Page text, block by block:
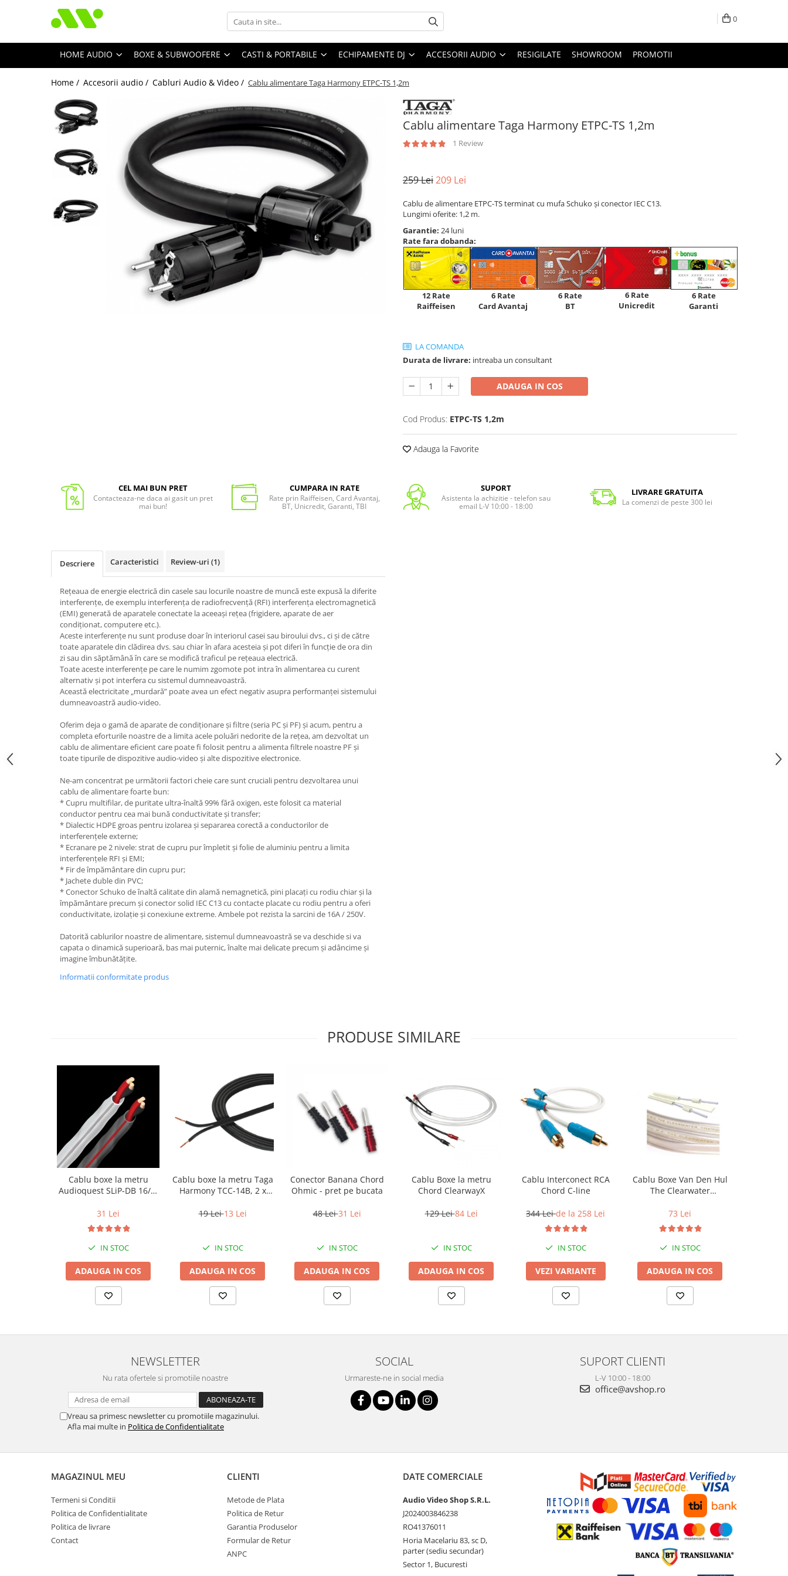
0
HOME AUDIO BOXE & SUBWOOFERE CASTI & PORTABILE ECHIPAMENTE DJ ACCESORII AUDIO RESIGILATE SHOWROOM PROMOTII
Home / Accesorii audio / Cabluri Audio & Video / Cablu alimentare Taga Harmony ETPC-TS 1,2m
Cablu alimentare Taga Harmony ETPC-TS 1,2m
1 Review
259 Lei209 Lei
Cablu de alimentare ETPC-TS terminat cu mufa Schuko și conector IEC C13.
Lungimi oferite: 1,2 m.
Garantie: 24 luni
Rate fara dobanda:
12 Rate
Raiffeisen
6 Rate
Card Avantaj
6 Rate
BT
6 Rate
Unicredit
6 Rate
Garanti
LA COMANDA
Durata de livrare: intreaba un consultant
ADAUGA IN COS
Cod Produs: ETPC-TS 1,2m
Adauga la Favorite
CEL MAI BUN PRET
Contacteaza-ne daca ai gasit un pret
mai bun!
CUMPARA IN RATE
Rate prin Raiffeisen, Card Avantaj,
BT, Unicredit, Garanti, TBI
SUPORT
Asistenta la achizitie - telefon sau
email L-V 10:00 - 18:00
LIVRARE GRATUITA
La comenzi de peste 300 lei
Descriere Caracteristici Review-uri (1)
Rețeaua de energie electrică din casele sau locurile noastre de muncă este expusă la diferite
interferențe, de exemplu interferența de radiofrecvență (RFI) interferența electromagnetică
(EMI) generată de aparatele conectate la aceeași rețea (frigidere, aparate de aer
condiționat, computere etc.).
Aceste interferențe nu sunt produse doar în interiorul casei sau biroului dvs., ci și de către
toate aparatele din clădirea dvs. sau chiar în afara acesteia și pot diferi în funcție de ora din
zi sau din săptămână în care se modifică traficul pe rețeaua electrică.
Toate aceste interferențe pe care le numim zgomote pot intra în alimentarea cu curent
alternativ și pot interfera cu sistemul dumneavoastră.
Această electricitate „murdară” poate avea un efect negativ asupra performanței sistemului
dumneavoastră audio-video.
Oferim deja o gamă de aparate de condiționare și filtre (seria PC și PF) și acum, pentru a
completa eforturile noastre de a limita acele poluări nedorite de la rețea, am dezvoltat un
cablu de alimentare eficient care poate fi folosit pentru a alimenta filtrele noastre PF și
toate tipurile de dispozitive audio-video și alte dispozitive electronice.
Ne-am concentrat pe următorii factori cheie care sunt cruciali pentru dezvoltarea unui
cablu de alimentare foarte bun:
* Cupru multifilar, de puritate ultra-înaltă 99% fără oxigen, este folosit ca material
conductor pentru cea mai bună conductivitate și transfer;
* Dialectic HDPE groas pentru izolarea și separarea corectă a conductorilor de
interferențele externe;
* Ecranare pe 2 nivele: strat de cupru pur împletit și folie de aluminiu pentru a limita
interferențele RFI și EMI;
* Fir de împământare din cupru pur;
* Jachete duble din PVC;
* Conector Schuko de înaltă calitate din alamă nemagnetică, pini placați cu rodiu chiar și la
împământare precum și conector solid IEC C13 cu contacte placate cu rodiu pentru a oferi
conductivitate, izolație și conexiune extreme. Ambele pot rezista la sarcini de 16A / 250V.
Datorită cablurilor noastre de alimentare, sistemul dumneavoastră se va deschide si va
capata o dinamică superioară, bas mai puternic, înalte mai delicate precum și adâncime și
imagine îmbunătățite.
Informatii conformitate produs
PRODUSE SIMILARE
Cablu boxe la metru
Audioquest SLiP-DB 16/2,
31 Lei
IN STOC
ADAUGA IN COS
Cablu boxe la metru Taga
Harmony TCC-14B, 2 x
19 Lei13 Lei
IN STOC
ADAUGA IN COS
Conector Banana Chord
Ohmic - pret pe bucata
48 Lei31 Lei
IN STOC
ADAUGA IN COS
Cablu Boxe la metru
Chord ClearwayX
129 Lei84 Lei
IN STOC
ADAUGA IN COS
Cablu Interconect RCA
Chord C-line
344 Leide la 258 Lei
IN STOC
VEZI VARIANTE
Cablu Boxe Van Den Hul
The Clearwater
73 Lei
IN STOC
ADAUGA IN COS
NEWSLETTER
Nu rata ofertele si promotiile noastre
Vreau sa primesc newsletter cu promotiile magazinului.
Afla mai multe in Politica de Confidentialitate
SOCIAL
Urmareste-ne in social media
SUPORT CLIENTI
L-V 10:00 - 18:00
office@avshop.ro
MAGAZINUL MEU
Termeni si Conditii
Politica de Confidentialitate
Politica de livrare
Contact
CLIENTI
Metode de Plata
Politica de Retur
Garantia Produselor
Formular de Retur
ANPC
DATE COMERCIALE
Audio Video Shop S.R.L.
J2024003846238
RO41376011
Horia Macelariu 83, sc D,
parter (sediu secundar)
Sector 1, Bucuresti